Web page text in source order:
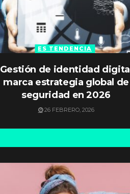
ES TENDENCIA
Gestión de identidad digital
marca estrategia global de
seguridad en 2026
26 FEBRERO, 2026